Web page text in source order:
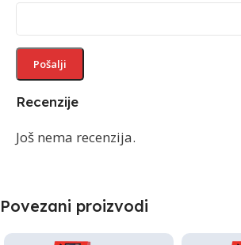
Recenzije
Još nema recenzija.
Povezani proizvodi